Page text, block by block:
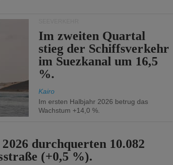
Im zweiten Quartal
stieg der Schiffsverkehr
im Suezkanal um 16,5
%.
Kairo
Im ersten Halbjahr 2026 betrug das
Wachstum +14,0 %.
durchquerten 10.082
(+0,5 %).